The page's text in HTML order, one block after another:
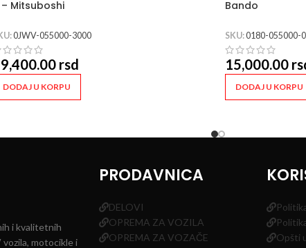
Mitsuboshi
0JWV-055000-3000
rsd
DODAJ U KORPU
Bando
SKU:0180-055000-
15,000.00
DODAJ U KORPU
i kvalitetnih
vozila, motocikle i
PRODAVNICA
DELOVI
OPREMA ZA VOZILA
OPREMA ZA VOZAČE
Opšti